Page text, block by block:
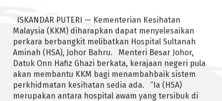
ISKANDAR PUTERI — Kementerian Kesihatan
Malaysia (KKM) diharapkan dapat menyelesaikan
perkara berbangkit melibatkan Hospital Sultanah
Aminah (HSA), Johor Bahru. Menteri Besar Johor,
Datuk Onn Hafiz Ghazi berkata, kerajaan negeri pula
akan membantu KKM bagi menambahbaik sistem
perkhidmatan kesihatan sedia ada. “Ia (HSA)
merupakan antara hospital awam yang tersibuk di